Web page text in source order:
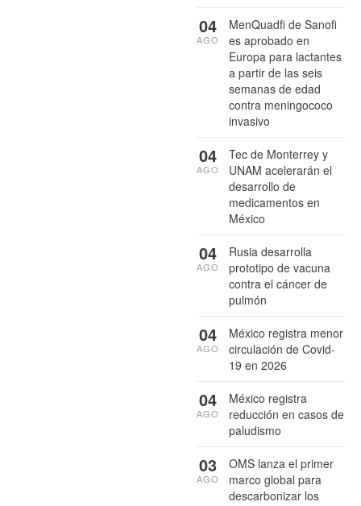
MenQuadfi de Sanofi
es aprobado en
Europa para lactantes
a partir de las seis
semanas de edad
contra meningococo
invasivo
04
AGO
Tec de Monterrey y
UNAM acelerarán el
desarrollo de
medicamentos en
México
04
AGO
Rusia desarrolla
prototipo de vacuna
contra el cáncer de
pulmón
04
AGO
México registra menor
circulación de Covid-
19 en 2026
04
AGO
México registra
reducción en casos de
paludismo
04
AGO
OMS lanza el primer
marco global para
descarbonizar los
03
AGO